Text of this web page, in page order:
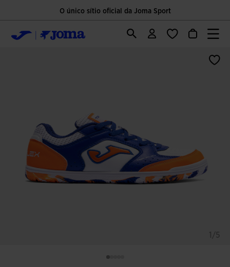
O único sítio oficial da Joma Sport